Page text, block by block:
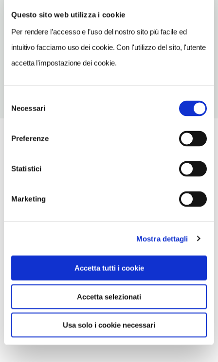
Questo sito web utilizza i cookie
Per rendere l’accesso e l’uso del nostro sito più facile ed
intuitivo facciamo uso dei cookie. Con l'utilizzo del sito, l'utente
accetta l'impostazione dei cookie.
delNecessari
Preferenze
Statistici
Marketing
Mostra dettagli
Accetta tutti i cookie
Accetta selezionati
Usa solo i cookie necessari
INDIRIZZO EMAIL
danaghershotelcong@hotmail.com
TELEFONO
949546028